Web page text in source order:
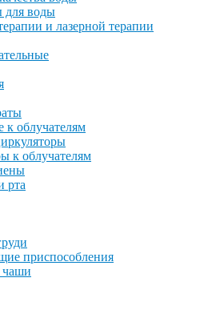
воды
и лазерной терапии
облучателям
к облучателям
рта
приспособления
чаши